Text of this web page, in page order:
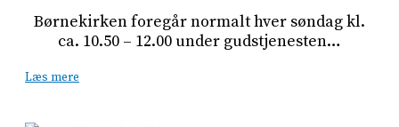
Børnekirken foregår normalt hver søndag kl.
ca. 10.50 – 12.00 under gudstjenesten…
Læs mere